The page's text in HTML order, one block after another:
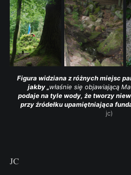
Figura widziana z różnych miejsc
jakby „właśnie się objawiającą
podaje na tyle wody, że tworzy
przy źródełku upamiętniająca
jc)
JC